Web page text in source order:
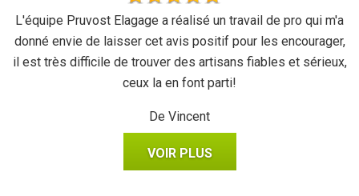
L'équipe Pruvost Elagage a réalisé un travail de pro qui m'a
donné envie de laisser cet avis positif pour les encourager,
il est très difficile de trouver des artisans fiables et sérieux,
ceux la en font parti!
De Vincent
VOIR PLUS